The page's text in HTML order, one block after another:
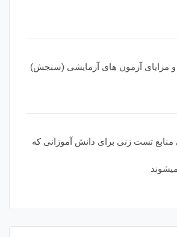
و مزایای آزمون های آزمایشی (سنجش)
تست زنی برای دانش آموزانی که